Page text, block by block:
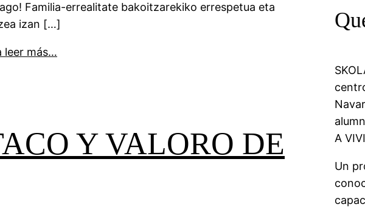
Familia-errealitate bakoitzarekiko errespetua eta
izan […]
leer más…
Y VALORO DE
A
Un